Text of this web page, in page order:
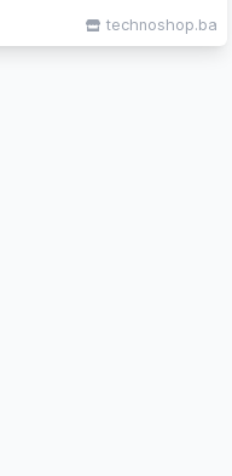
technoshop.ba